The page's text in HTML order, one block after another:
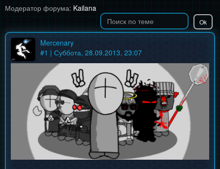
Модератор форума: Kailana
Mercenary
#1 | Суббота, 28.09.2013, 23:07